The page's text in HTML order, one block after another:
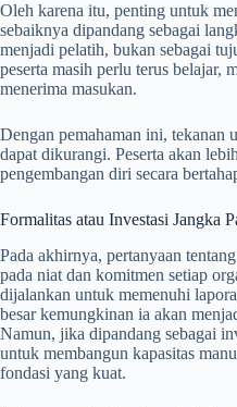
Oleh karena itu, penting untuk
sebaiknya dipandang sebagai
menjadi pelatih, bukan sebagai
peserta masih perlu terus belajar,
menerima masukan.
Dengan pemahaman ini, tekanan
dapat dikurangi. Peserta akan
pengembangan diri secara
Formalitas atau Investasi Jangka
Pada akhirnya, pertanyaan
pada niat dan komitmen setiap
dijalankan untuk memenuhi
besar kemungkinan ia akan
Namun, jika dipandang sebagai
untuk membangun kapasitas
fondasi yang kuat.